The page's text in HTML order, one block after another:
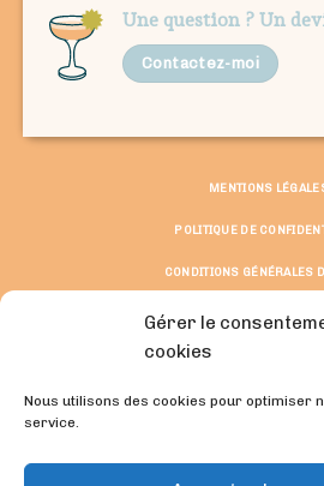
Gérer le
cookies
Nous utilisons des cookies pour optimiser
service.
Une question ? Un
Contactez-moi
MENTIONS
POLITIQUE DE
CONDITIONS GÉNÉRALES
© Copyright
Solène Boussemart et